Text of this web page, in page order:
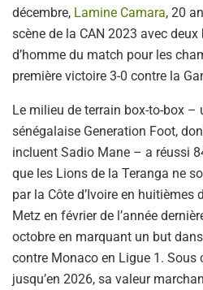
décembre, Lamine Camara, 20
scène de la CAN 2023 avec
d’homme du match pour les
première victoire 3-0 contre la
Le milieu de terrain box-to-box –
sénégalaise Generation Foot,
incluent Sadio Mane – a réussi
que les Lions de la Teranga ne
par la Côte d’Ivoire en
Metz en février de l’année
octobre en marquant un but
contre Monaco en Ligue 1. Sous
jusqu’en 2026, sa valeur